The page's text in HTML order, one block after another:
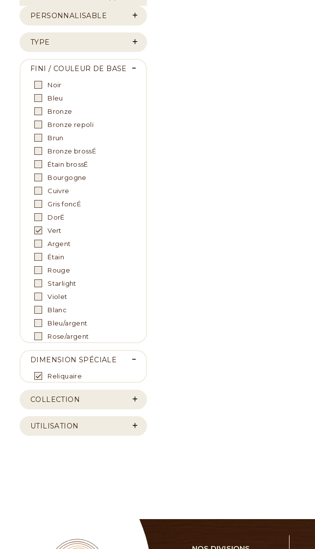
PERSONNALISABLE
TYPE
FINI / COULEUR DE BASE
Noir
Bleu
Bronze
Bronze repoli
Brun
Bronze brossÉ
Étain brossÉ
Bourgogne
Cuivre
Gris foncÉ
DorÉ
Vert
Argent
Étain
Rouge
Starlight
Violet
Blanc
Bleu/argent
Rose/argent
DIMENSION SPÉCIALE
Reliquaire
COLLECTION
UTILISATION